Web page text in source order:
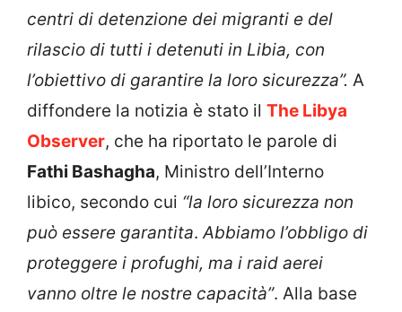
centri di detenzione dei migranti e del
rilascio di tutti i detenuti in Libia, con
l’obiettivo di garantire la loro sicurezza”. A
diffondere la notizia è stato il The Libya
Observer, che ha riportato le parole di
Fathi Bashagha, Ministro dell’Interno
libico, secondo cui “la loro sicurezza non
può essere garantita.Abbiamo l’obbligo di
proteggere i profughi, ma i raid aerei
vanno oltre le nostre capacità”. Alla base